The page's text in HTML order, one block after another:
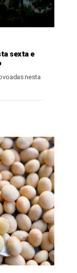
sexta e
nesta